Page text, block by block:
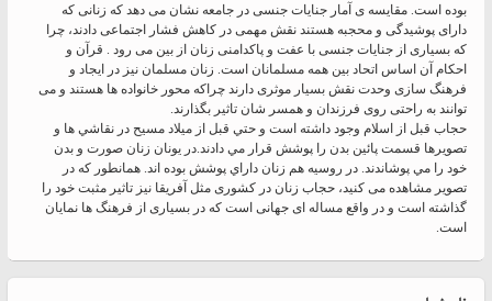
بوده است. مقایسه ی آمار جنایات جنسی در جامعه نشان می دهد که زنانی که
دارای پوشیدگی و محجبه هستند نقش مهمی در کاهش فشار اجتماعی دادند، چرا
که بسیاری از جنایات جنسی با عفت و پاکدامنی زنان از بین می رود . قرآن و
احکام آن اساس اتحاد بین همه مسلمانان است. زنان مسلمان نیز در ایجاد و
فرهنگ سازی وحدت نقش بسیار موثری دارند چراکه محور خانواده ها هستند و می
توانند به راحتی روی فرزندان و همسر شان تاثیر بگذارند.
حجاب قبل از اسلام وجود داشته است و حتي قبل از ميلاد مسيح در نقاشي ها و
تصويرها قسمت پائين بدن را پوشش قرار مي دادند.در يونان زنان صورت و بدن
خود را مي پوشاندند. در روسيه هم زنان داراي پوشش بوده اند. همانطور که در
تصویر مشاهده می کنید، حجاب زنان در کشوری مثل آفریقا نیز تاثیر مثبت خود را
گذاشته است و در واقع مساله ای جهانی است که در بسیاری از فرهنگ ها نمایان
است.